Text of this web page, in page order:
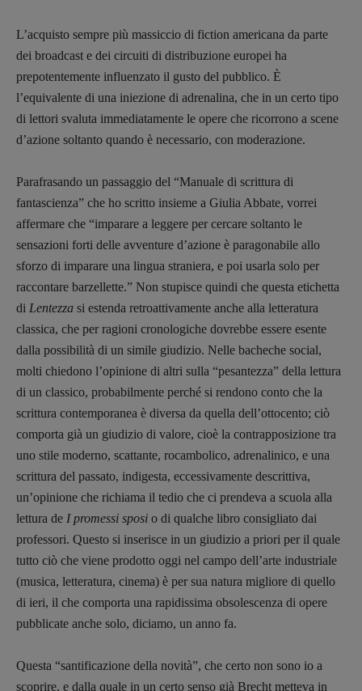
Scienza
Stranimondi
Tornare a Ballard
Valerio Evangelisti
Vampirismi
DIRETTRICE RESPONSABILE
REDAZIONE
Walter Catalano,Giuseppe Costigliola,
Anna da Re,Roberto Derobertis, Elio
Grasso,Fabio Malagnini,Valentina
Marcoli,Elisabetta Michielin,Nicole
Spallina,Roberto Sturm Tania Tonin
Case editrici e coordinamento
recensioni:
Elio Grasso [eliovoyager@gmail.com]
Coordinamento Primo Piano:
Elisabetta Michielin
[michielin.elisabetta@gmail.com]
Anna da Re
[anna.dare.comunicazione@gmail.com]
Coordinamento Fumetti:
Fabio Malagnini
[fabio.malagnini@gmail.com]
Coordinamento Pulp for kids e social
L’acquisto sempre più massiccio di fiction americana da parte
dei broadcast e dei circuiti di distribuzione europei ha
prepotentemente influenzato il gusto del pubblico. È
l’equivalente di una iniezione di adrenalina, che in un certo tipo
di lettori svaluta immediatamente le opere che ricorrono a scene
d’azione soltanto quando è necessario, con moderazione.
Parafrasando un passaggio del “Manuale di scrittura di
fantascienza” che ho scritto insieme a Giulia Abbate, vorrei
affermare che “imparare a leggere per cercare soltanto le
sensazioni forti delle avventure d’azione è paragonabile allo
sforzo di imparare una lingua straniera, e poi usarla solo per
raccontare barzellette.” Non stupisce quindi che questa etichetta
di Lentezza si estenda retroattivamente anche alla letteratura
classica, che per ragioni cronologiche dovrebbe essere esente
dalla possibilità di un simile giudizio. Nelle bacheche social,
molti chiedono l’opinione di altri sulla “pesantezza” della lettura
di un classico, probabilmente perché si rendono conto che la
scrittura contemporanea è diversa da quella dell’ottocento; ciò
comporta già un giudizio di valore, cioè la contrapposizione tra
uno stile moderno, scattante, rocambolico, adrenalinico, e una
scrittura del passato, indigesta, eccessivamente descrittiva,
un’opinione che richiama il tedio che ci prendeva a scuola alla
lettura de I promessi sposi o di qualche libro consigliato dai
professori. Questo si inserisce in un giudizio a priori per il quale
tutto ciò che viene prodotto oggi nel campo dell’arte industriale
(musica, letteratura, cinema) è per sua natura migliore di quello
di ieri, il che comporta una rapidissima obsolescenza di opere
pubblicate anche solo, diciamo, un anno fa.
Questa “santificazione della novità”, che certo non sono io a
scoprire, e dalla quale in un certo senso già Brecht metteva in